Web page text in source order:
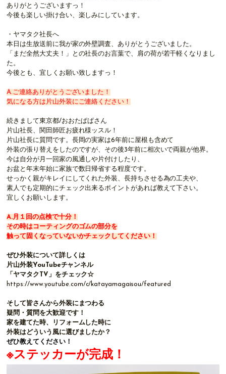
ありがとうございますっ！
今後も楽しい掛け合い、楽しみにしています。
・ヤマタク社長へ
本日は生放送前に我が家の外壁調査、ありがとうございました。
「まだ全然大丈夫！」との社長のお言葉で、肩の荷が若干軽くなりまし
た。
今後とも、宜しくお願い致しますっ！
A.ご連絡ありがとうございました！
気になる方は片山外装にご連絡ください！
続きまして東京都/おおたぱぱさん
片山社長、関田師匠お疲れ様ッスル！
片山社長に質問です。長岡の実家は6年前に屋根も含めて
外装の張り替えをしたのですが、その後3年前に相次いで両親が他界。
今は自分が月一回家の風通しや片付けしたり、
お盆と年末年始に家族で数日帰省する程度です。
せっかく親がキレイにしてくれた外装、長持ちさせる為の工夫や、
素人でも定期的にチェック出来るポイントがあれば教えて下さい。
宜しくお願いします。
A.月１回の点検で十分！
その時はコーティングのゴムの部分を
触って固くなっていないかチェックしてください！
ぜひ外装について詳しくは
片山外装YouTubeチャンネル
「ヤマタクTV」をチェック☆
https://www.youtube.com/c/katayamagaisou/featured
そして皆さんから外装にまつわる
疑問・質問を大歓迎です！
家を建てた時、リフォームした時に
外装はどういう風に選びましたか？
ぜひ教えてください！
※ステッカーが完成！